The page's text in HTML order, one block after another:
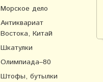
Морское дело
Антиквариат
Востока, Китай
Шкатулки
Олимпиада–80
Штофы, бутылки